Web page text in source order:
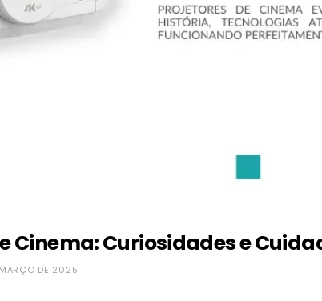
Cinema: Curiosidades e
DE 2025